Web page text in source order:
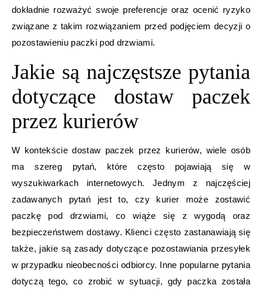
dokładnie rozważyć swoje preferencje oraz ocenić ryzyko
związane z takim rozwiązaniem przed podjęciem decyzji o
pozostawieniu paczki pod drzwiami.
Jakie są najczęstsze pytania
dotyczące dostaw paczek
przez kurierów
W kontekście dostaw paczek przez kurierów, wiele osób
ma szereg pytań, które często pojawiają się w
wyszukiwarkach internetowych. Jednym z najczęściej
zadawanych pytań jest to, czy kurier może zostawić
paczkę pod drzwiami, co wiąże się z wygodą oraz
bezpieczeństwem dostawy. Klienci często zastanawiają się
także, jakie są zasady dotyczące pozostawiania przesyłek
w przypadku nieobecności odbiorcy. Inne popularne pytania
dotyczą tego, co zrobić w sytuacji, gdy paczka została